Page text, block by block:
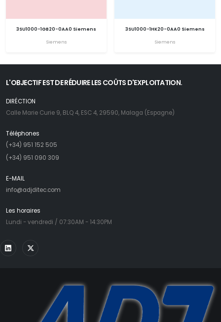
3SU1000-1GB20-0AA0 Siemens
Siemens
3SU1000-1HK20-0AA0 Siemens
Siemens
L'OBJECTIF EST DE RÉDUIRE LES COÛTS D'EXPLOITATION.
DIRÉCTION
Calle Marie Curie 9, BLQ 4, ESC 4, 29590, Malaga (Espagne)
Téléphones
(+34) 951 152 505
(+34) 951 090 309
E-MAIL
info@adjditec.com
Les horaires
Lundi - vendredi / 07:30AM - 14:30PM